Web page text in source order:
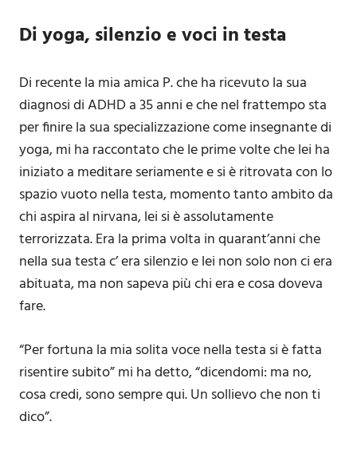
Di yoga, silenzio e voci in testa
Di recente la mia amica P. che ha ricevuto la sua
diagnosi di ADHD a 35 anni e che nel frattempo sta
per finire la sua specializzazione come insegnante di
yoga, mi ha raccontato che le prime volte che lei ha
iniziato a meditare seriamente e si è ritrovata con lo
spazio vuoto nella testa, momento tanto ambito da
chi aspira al nirvana, lei si è assolutamente
terrorizzata. Era la prima volta in quarant’anni che
nella sua testa c’ era silenzio e lei non solo non ci era
abituata, ma non sapeva più chi era e cosa doveva
fare.
“Per fortuna la mia solita voce nella testa si è fatta
risentire subito” mi ha detto, “dicendomi: ma no,
cosa credi, sono sempre qui. Un sollievo che non ti
dico”.